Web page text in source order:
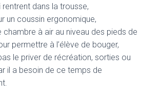
dans la trousse,
un coussin ergonomique,
chambre à air au niveau des pieds de
permettre à l’élève de bouger,
le priver de récréation, sorties ou
il a besoin de ce temps de